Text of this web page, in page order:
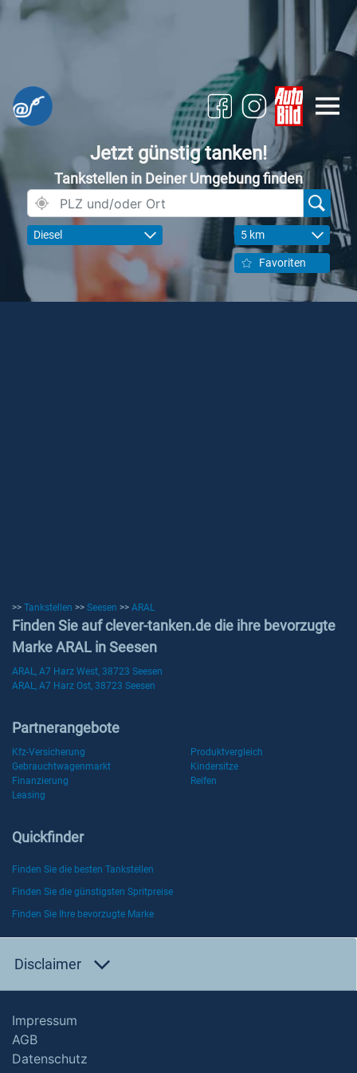
Jetzt günstig tanken!
Tankstellen in Deiner Umgebung finden
Diesel 5 km
Favoriten
>> Tankstellen >> Seesen >> ARAL
Finden Sie auf clever-tanken.de die ihre bevorzugte
Marke ARAL in Seesen
ARAL, A7 Harz West, 38723 Seesen
ARAL, A7 Harz Ost, 38723 Seesen
Partnerangebote
Kfz-Versicherung
Produktvergleich
Gebrauchtwagenmarkt
Kindersitze
Finanzierung
Reifen
Leasing
Quickfinder
Finden Sie die besten Tankstellen
Finden Sie die günstigsten Spritpreise
Finden Sie Ihre bevorzugte Marke
Disclaimer
Impressum
AGB
Datenschutz